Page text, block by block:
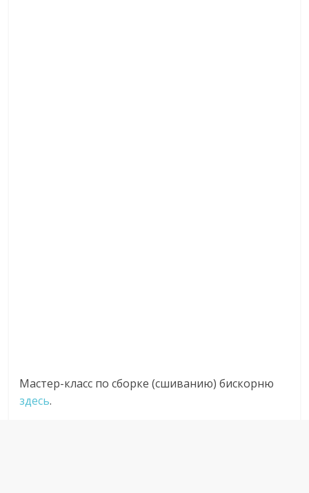
Мастер-класс по сборке (сшиванию) бискорню
здесь.